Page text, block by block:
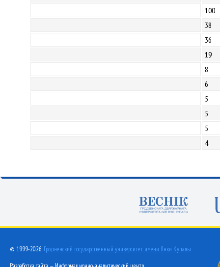
100
38
36
19
8
6
5
5
5
4
© 1999-2026, Гродненский государственный университет имени Янки Купалы